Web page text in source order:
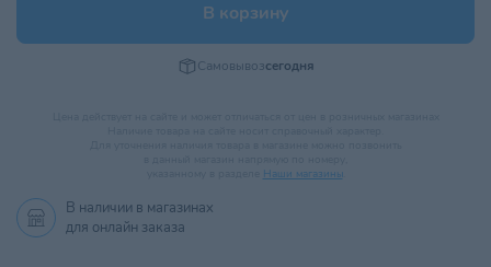
В корзину
Самовывозсегодня
Наши магазины.
В наличии в магазинах
для онлайн заказа